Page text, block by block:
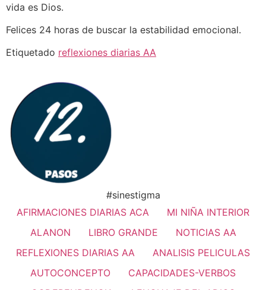
vida es Dios.
Felices 24 horas de buscar la estabilidad emocional.
Etiquetado reflexiones diarias AA
#sinestigma
AFIRMACIONES DIARIAS ACA
MI NIÑA INTERIOR
ALANON
LIBRO GRANDE
NOTICIAS AA
REFLEXIONES DIARIAS AA
ANALISIS PELICULAS
AUTOCONCEPTO
CAPACIDADES-VERBOS